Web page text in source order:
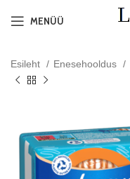
MENÜÜ
Esileht Enesehooldus